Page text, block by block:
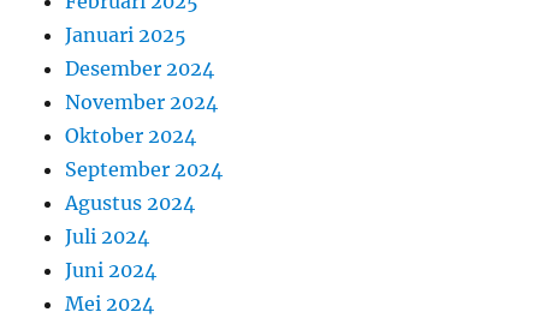
Januari 2025
Desember 2024
November 2024
Oktober 2024
September 2024
Agustus 2024
Juli 2024
Juni 2024
Mei 2024